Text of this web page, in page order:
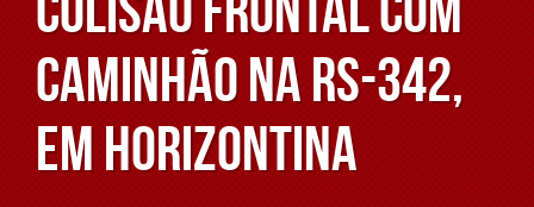
caminhão na RS-342,
em Horizontina